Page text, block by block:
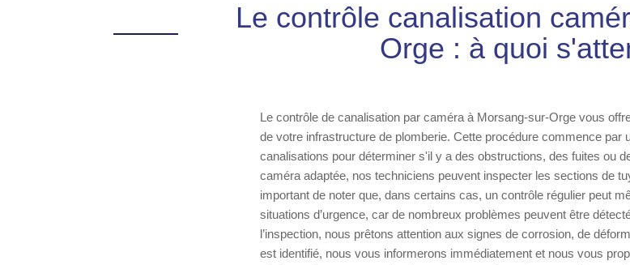
Le contrôle canalisation
Orge : à quoi
Le contrôle de canalisation par caméra à Morsang-sur-Orge vous
de votre infrastructure de plomberie. Cette procédure commence par
canalisations pour déterminer s'il y a des obstructions, des fuites ou
caméra adaptée, nos techniciens peuvent inspecter les sections de
important de noter que, dans certains cas, un contrôle régulier peut
situations d’urgence, car de nombreux problèmes peuvent être
l’inspection, nous prêtons attention aux signes de corrosion, de
est identifié, nous vous informerons immédiatement et nous vous